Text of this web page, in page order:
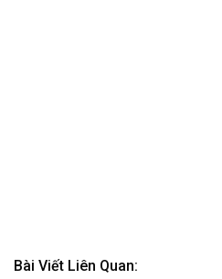
Bài Viết Liên Quan: